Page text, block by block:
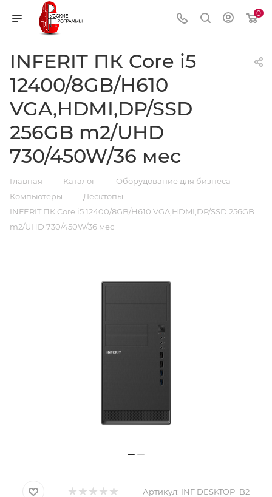
0
INFERIT ПК Core i5
12400/8GB/H610
VGA,HDMI,DP/SSD
256GB m2/UHD
730/450W/36 мес
Главная — Каталог — Оборудование для бизнеса —
Компьютеры — Десктопы —
INFERIT ПК Core i5 12400/8GB/H610 VGA,HDMI,DP/SSD 256GB
m2/UHD 730/450W/36 мес
Артикул: INF DESKTOP_B2